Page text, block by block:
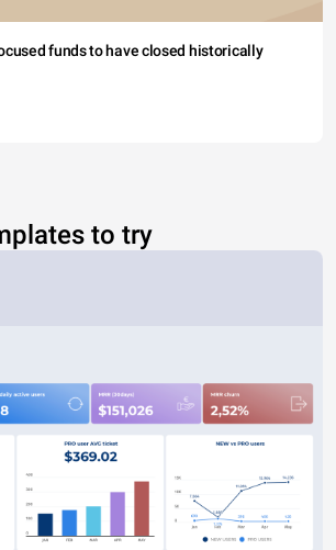
funds to have closed historically
to try